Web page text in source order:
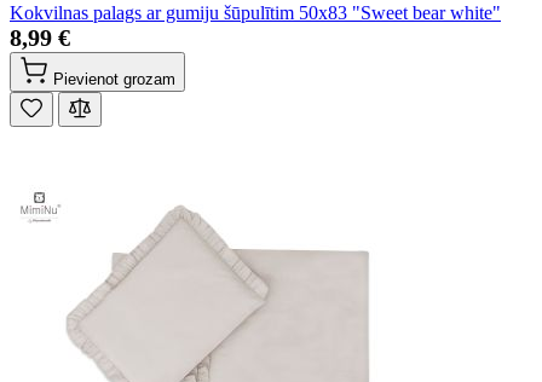
Kokvilnas palags ar gumiju šūpulītim 50x83 "Sweet bear white"
8,99 €
Pievienot grozam